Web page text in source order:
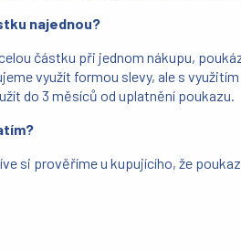
najednou?
částku při jednom nákupu,
využít formou slevy, ale s
do 3 měsíců od uplatnění poukazu.
si prověříme u kupujícího, že